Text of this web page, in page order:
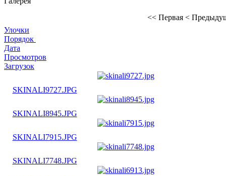
<< Первая <
Улочки
Порядок
Дата
Просмотров
Загрузок
SKINALI9727.JPG
SKINALI8945.JPG
SKINALI7915.JPG
SKINALI7748.JPG